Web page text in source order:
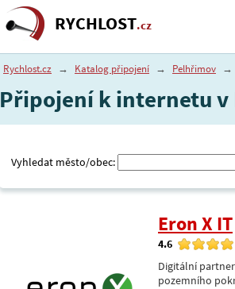
RYCHLOST.cz
Rychlost.cz → Katalog připojení → Pelhřimov →
Připojení k internetu v
Vyhledat město/obec:
Eron X IT
4.6
Digitální
pozemního